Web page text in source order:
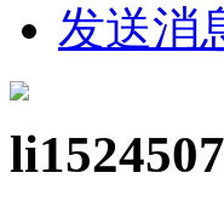
发送消